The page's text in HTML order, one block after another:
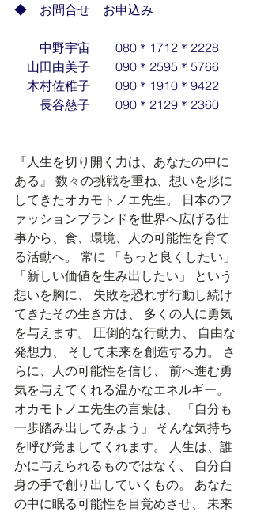
◆　お問合せ　お申込み
中野宇宙　　080＊1712＊2228
山田由美子　　090＊2595＊5766
木村佐稚子　　090＊1910＊9422
長谷慈子　　090＊2129＊2360
『人生を切り開く力は、あなたの中に
ある』 数々の挑戦を重ね、想いを形に
してきたオカモトノエ先生。 日本のフ
ァッションブランドを世界へ広げる仕
事から、食、環境、人の可能性を育て
る活動へ。 常に 「もっと良くしたい」
「新しい価値を生み出したい」 という
想いを胸に、 失敗を恐れず行動し続け
てきたその生き方は、 多くの人に勇気
を与えます。 圧倒的な行動力、 自由な
発想力、 そして未来を創造する力。 さ
らに、人の可能性を信じ、 前へ進む勇
気を与えてくれる温かなエネルギー。
オカモトノエ先生の言葉は、 「自分も
一歩踏み出してみよう」 そんな気持ち
を呼び覚ましてくれます。 人生は、誰
かに与えられるものではなく、 自分自
身の手で創り出していくもの。 あなた
の中に眠る可能性を目覚めさせ、 未来